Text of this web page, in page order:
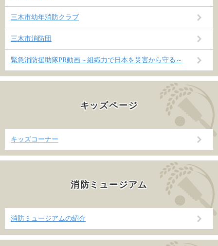
三木市幼年消防クラブ
三木市消防団
緊急消防援助隊PR動画～組織力で日本を災害から守る～
キッズページ
キッズコーナー
消防ミュージアム
消防ミュージアムの紹介